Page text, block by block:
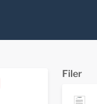
Filer